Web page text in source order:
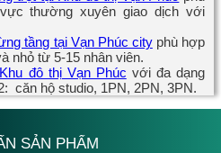
thường xuyên giao dịch với
tầng tại Vạn Phúc cityphù hợp
nhỏ từ 5-15 nhân viên.
đô thị Vạn Phúc với đa dạng
căn hộ studio, 1PN, 2PN, 3PN.
SẢN PHẨM